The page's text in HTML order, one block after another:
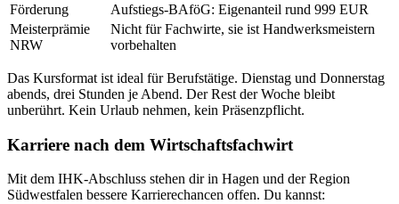
Förderung
Aufstiegs-BAföG: Eigenanteil rund 999 EUR
Meisterprämie
NRW
Nicht für Fachwirte, sie ist Handwerksmeistern
vorbehalten
Das Kursformat ist ideal für Berufstätige. Dienstag und Donnerstag
abends, drei Stunden je Abend. Der Rest der Woche bleibt
unberührt. Kein Urlaub nehmen, kein Präsenzpflicht.
Karriere nach dem Wirtschaftsfachwirt
Mit dem IHK-Abschluss stehen dir in Hagen und der Region
Südwestfalen bessere Karrierechancen offen. Du kannst: